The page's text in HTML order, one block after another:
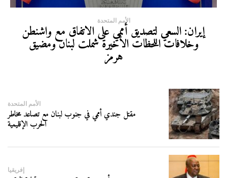
الأمم المتحدة
إيران: السعي لتصديق أممي على الاتفاق مع واشنطن
وخلافات اللحظات الأخيرة شملت لبنان ومضيق
هرمز
الأمم المتحدة
مقتل جندي أممي في جنوب لبنان مع تصاعد مخاطر
الحرب الإقليمية
إفريقيا